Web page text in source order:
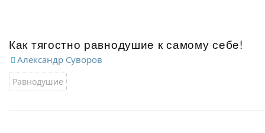
Как тягостно равнодушие к самому себе!
Александр Суворов
Равнодушие